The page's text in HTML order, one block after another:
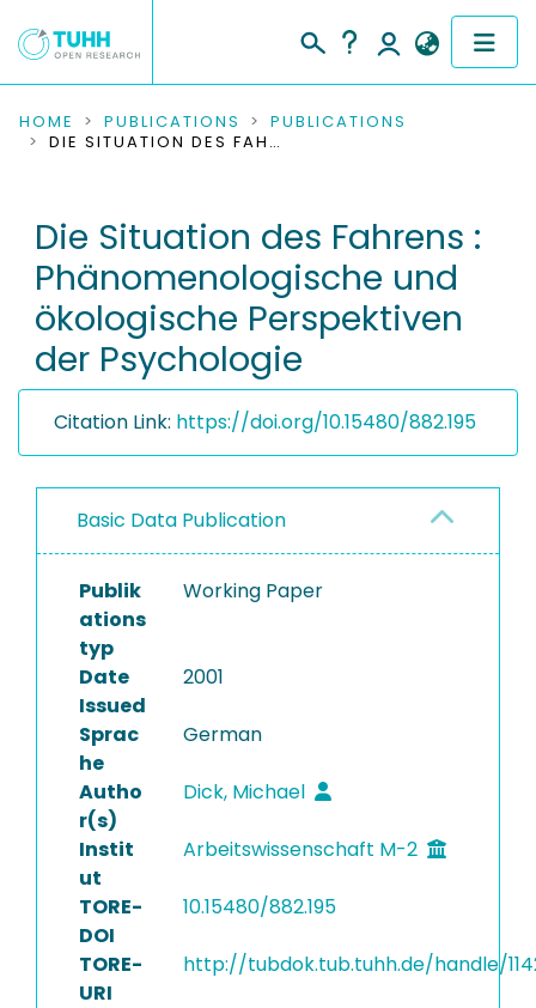
COMMUNITIES & COLLECTIONS
RESEARCH DATA
PEOPLE
INSTITUTIONS
HOME PUBLICATIONS
PUBLICATIONS
DIE SITUATION DES FAHRENS : PHÄNOMENOLOGISCHE UND ÖKOLOGISCHE PERSPEKTIVEN DER PSYCHOLOGIE
Die Situation des Fahrens :
Phänomenologische und
ökologische Perspektiven
der Psychologie
Citation Link: https://doi.org/10.15480/882.195
Basic Data Publication
Publik
ations
typ
Working Paper
Date
Issued
2001
Sprac
he
German
Autho
r(s)
Dick, Michael
Instit
ut
Arbeitswissenschaft M-2
TORE-
DOI
10.15480/882.195
TORE-
URI
http://tubdok.tub.tuhh.de/handle/